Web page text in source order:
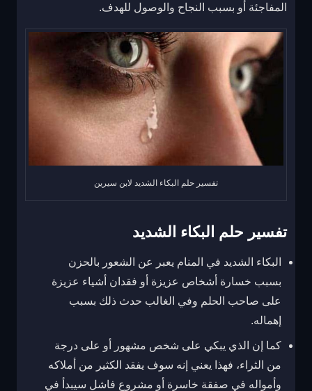
المفاجئة أو بسبب النجاح والوصول للهدف.
تفسير حلم البكاء الشديد لابن سيرين
تفسير حلم البكاء الشديد
البكاء الشديد في المنام يعبر عن الشعور بالحزن
بسبب خسارة أشخاص عزيزة أو فقدان أشياء عزيزة
على صاحب الحلم وفي الغالب حدث ذلك بسبب
إهماله.
كما إن الذي يبكي على شخص مشهور أو على درجة
من الثراء، فهذا يعني إنه سوف يفقد الكثير من أملاكه
وأمواله في صفقة خاسرة أو مشروع فاشل سيبدأ في